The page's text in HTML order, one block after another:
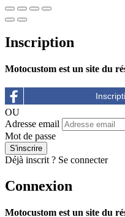
Inscription
Motocustom est un site du
OU
Adresse email
Mot de passe
Déjà inscrit ? Se connecter
Connexion
Motocustom est un site du